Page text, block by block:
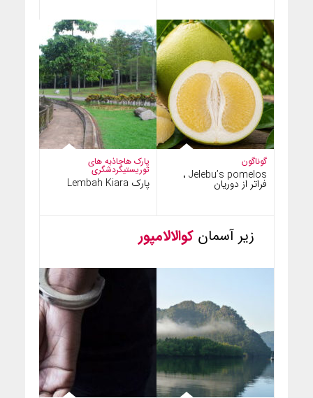
پارک هاجاذبه های
توریستیگردشگری
پارک Lembah Kiara
گوناگون
Jelebu’s pomelos ،
فراتر از دوریان
زیر آسمان کوالالامپور